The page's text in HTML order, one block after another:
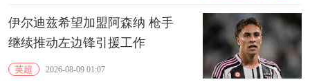
伊尔迪兹希望加盟阿森纳 枪手
继续推动左边锋引援工作
英超 2026-08-09 01:07